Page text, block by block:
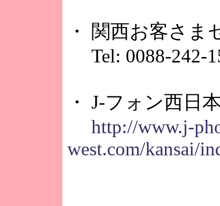
・ 関西お客さま
Tel: 0088-242-
・ J-フォン西日
http://www.j-
west.com/kansai/